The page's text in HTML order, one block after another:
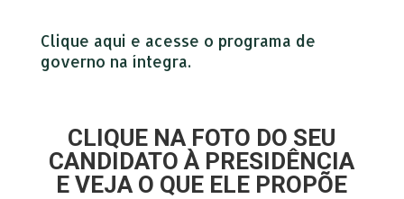
Clique aqui e acesse o programa de
governo na íntegra.
CLIQUE NA FOTO DO SEU
CANDIDATO À PRESIDÊNCIA
E VEJA O QUE ELE PROPÕE